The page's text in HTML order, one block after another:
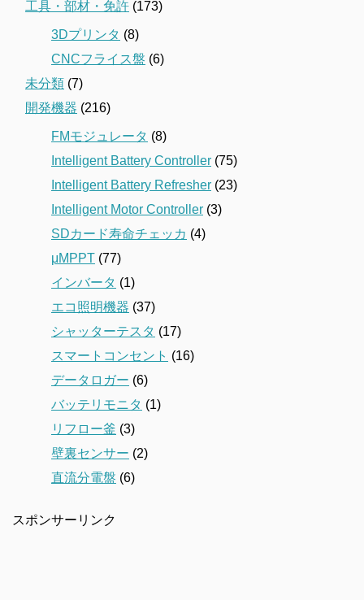
工具・部材・免許 (173)
3Dプリンタ (8)
CNCフライス盤 (6)
未分類 (7)
開発機器 (216)
FMモジュレータ (8)
Intelligent Battery Controller (75)
Intelligent Battery Refresher (23)
Intelligent Motor Controller (3)
SDカード寿命チェッカ (4)
μMPPT (77)
インバータ (1)
エコ照明機器 (37)
シャッターテスタ (17)
スマートコンセント (16)
データロガー (6)
バッテリモニタ (1)
リフロー釜 (3)
壁裏センサー (2)
直流分電盤 (6)
スポンサーリンク